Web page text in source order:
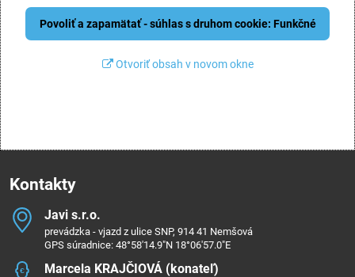
Povoliť a zapamätať - súhlas s druhom cookie: Funkčné
Otvoriť obsah v novom okne
Kontakty
Javi s​.r​.o​.
prevádzka - vjazd z ulice SNP, 914 41 Nemšová
GPS súradnice: 48°58'14.9"N 18°06'57.0"E
Marcela KRAJČIOVÁ (konateľ)